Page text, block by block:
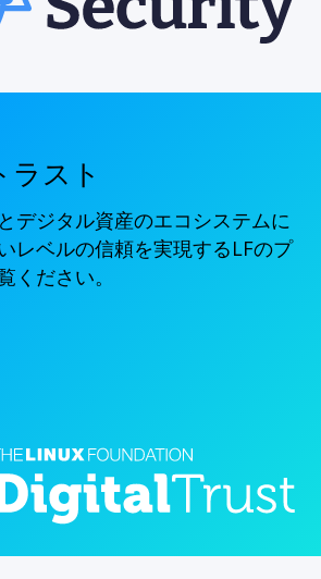
ラスト
デジタル資産のエコシステムに
レベルの信頼を実現するLFのプ
ください。